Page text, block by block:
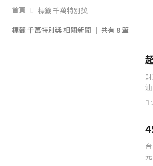
《理財達人秀》X 安聯投
下載東森App，隨時掌握
強風吹襲！宜蘭郵局外
首頁
標籤 千萬特別獎
標籤 千萬特別獎 相關新聞 │ 共有 8筆